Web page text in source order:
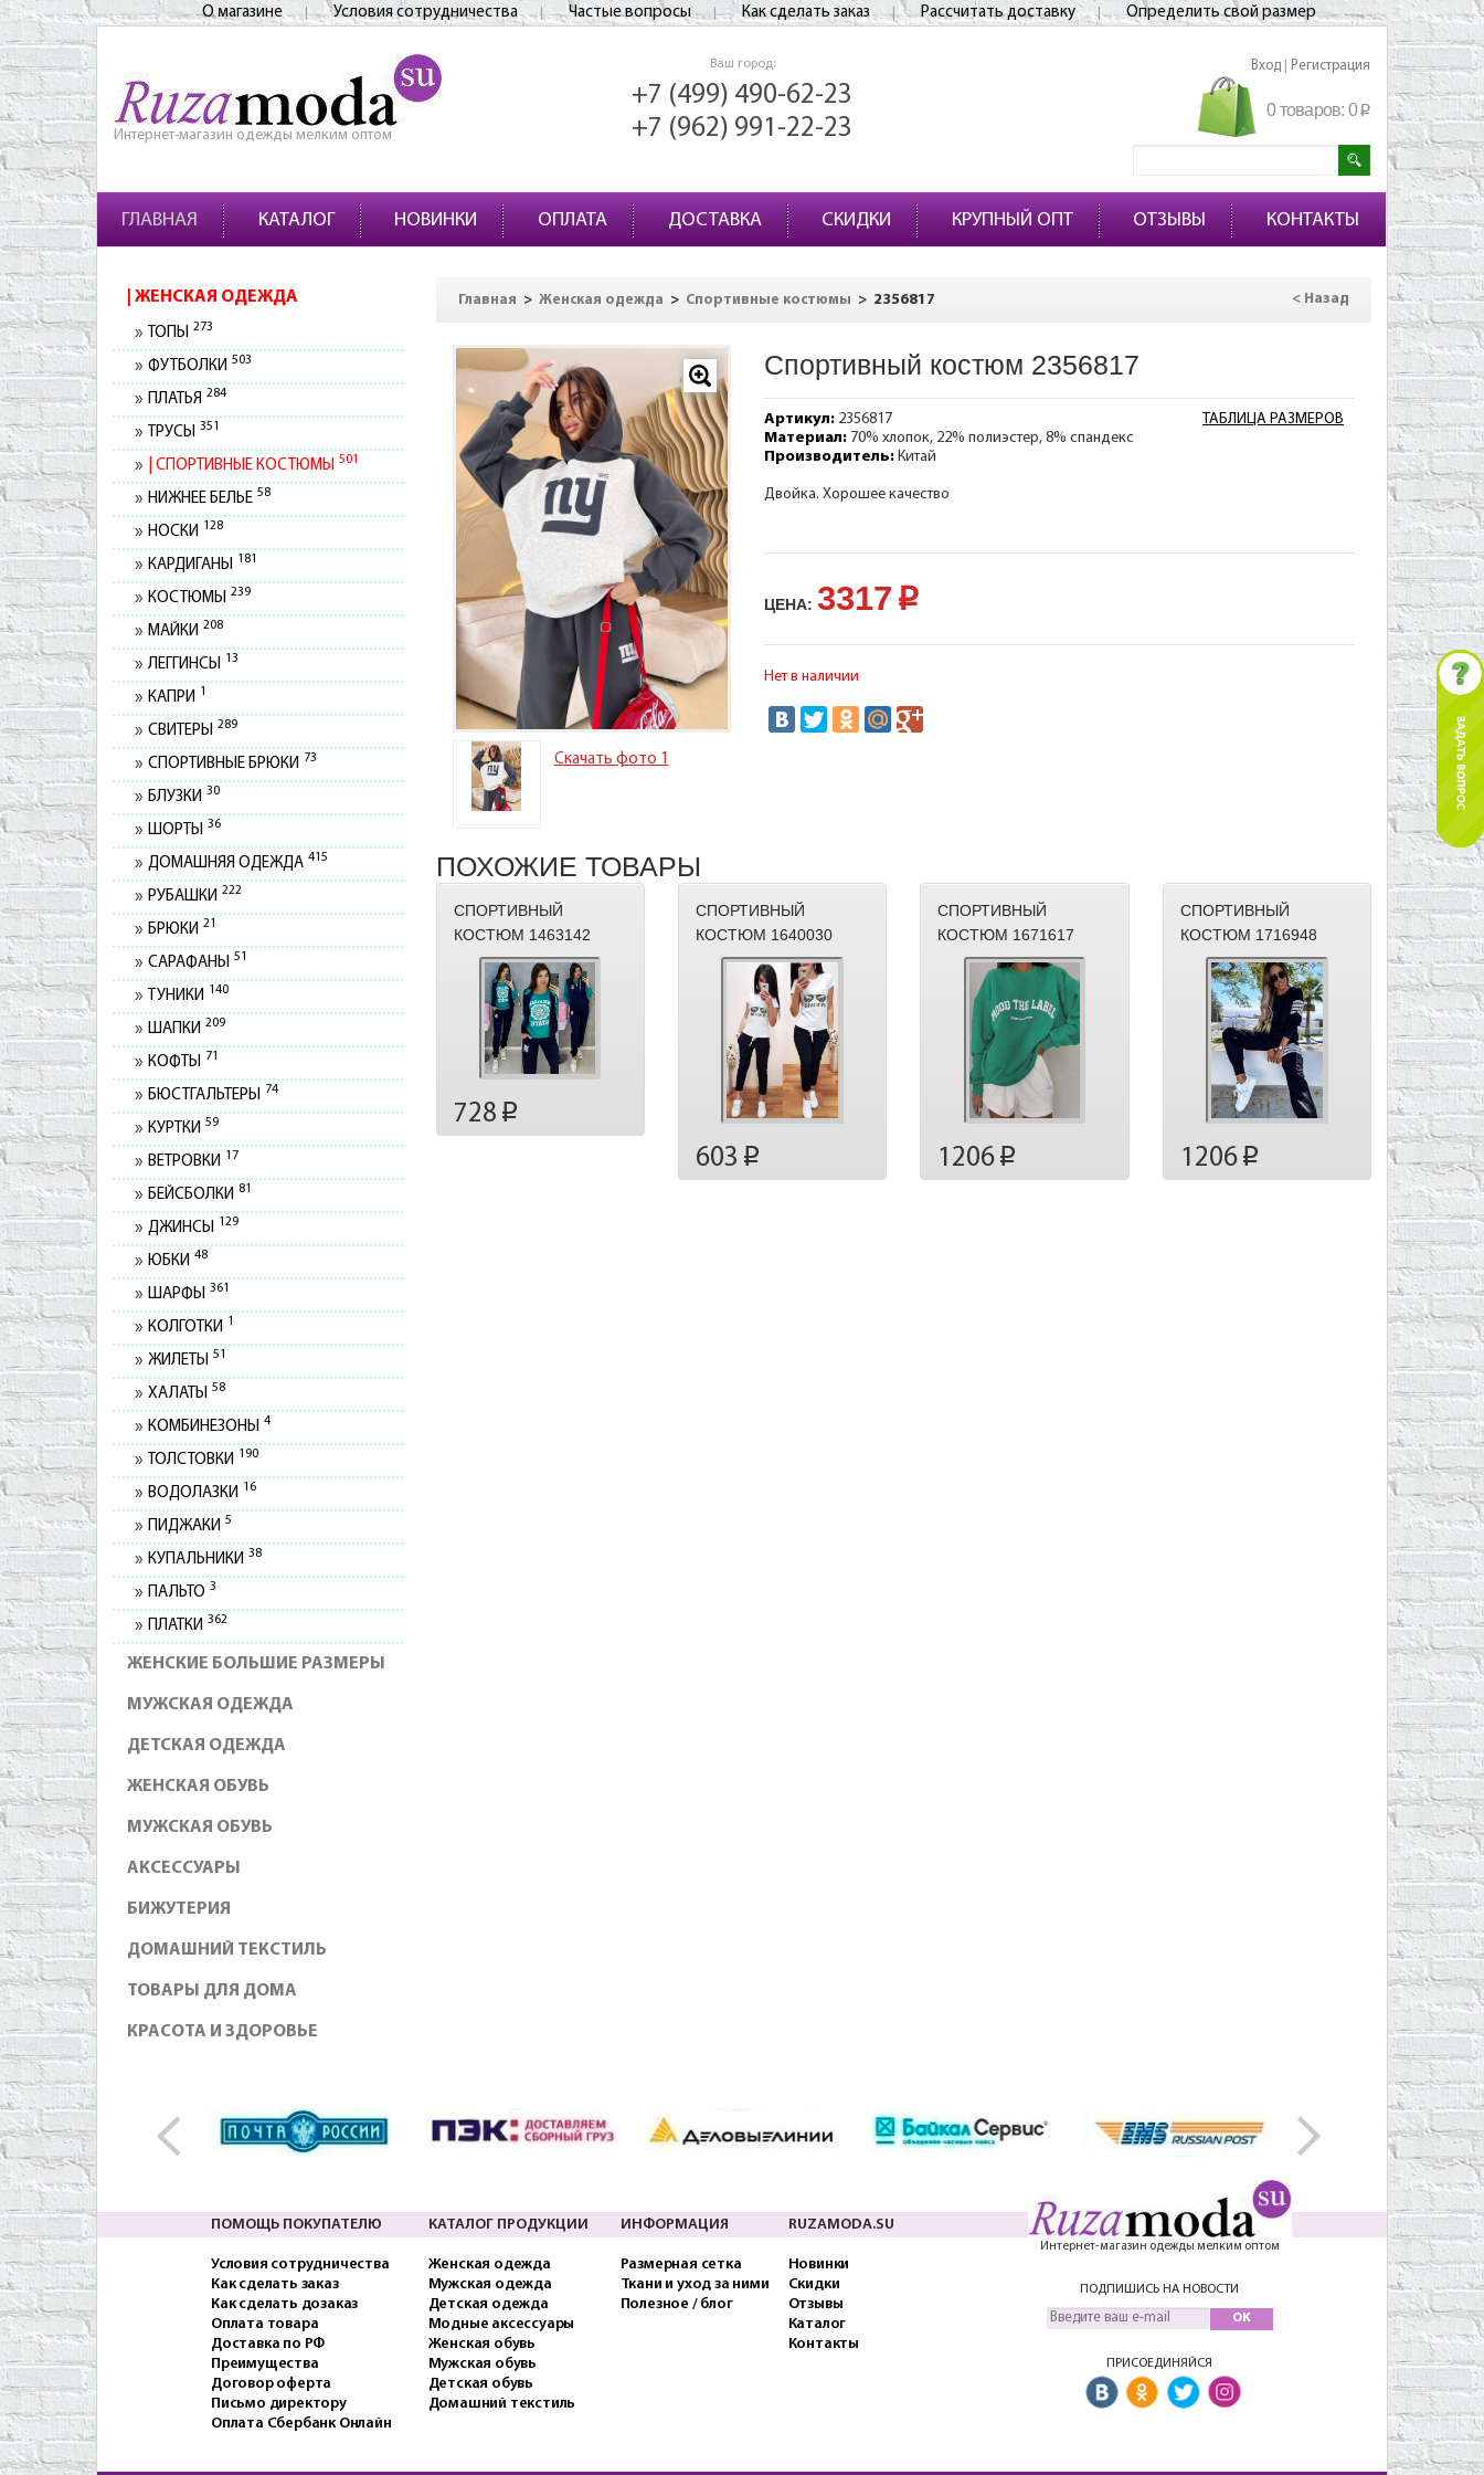
О магазине Условия сотрудничества Частые вопросы Как сделать заказ Рассчитать доставку Определить свой размер
Интернет-магазин одежды мелким оптом
Ваш город:
+7 (499) 490-62-23
+7 (962) 991-22-23
Вход Регистрация
0 товаров: 0p
ГЛАВНАЯ КАТАЛОГ НОВИНКИ ОПЛАТА ДОСТАВКА СКИДКИ КРУПНЫЙ ОПТ ОТЗЫВЫ КОНТАКТЫ
ЖЕНСКАЯ ОДЕЖДА
ТОПЫ 273
ФУТБОЛКИ 503
ПЛАТЬЯ 284
ТРУСЫ 351
СПОРТИВНЫЕ КОСТЮМЫ 501
НИЖНЕЕ БЕЛЬЕ 58
НОСКИ 128
КАРДИГАНЫ 181
КОСТЮМЫ 239
МАЙКИ 208
ЛЕГГИНСЫ 13
КАПРИ 1
СВИТЕРЫ 289
СПОРТИВНЫЕ БРЮКИ 73
БЛУЗКИ 30
ШОРТЫ 36
ДОМАШНЯЯ ОДЕЖДА 415
РУБАШКИ 222
БРЮКИ 21
САРАФАНЫ 51
ТУНИКИ 140
ШАПКИ 209
КОФТЫ 71
БЮСТГАЛЬТЕРЫ 74
КУРТКИ 59
ВЕТРОВКИ 17
БЕЙСБОЛКИ 81
ДЖИНСЫ 129
ЮБКИ 48
ШАРФЫ 361
КОЛГОТКИ 1
ЖИЛЕТЫ 51
ХАЛАТЫ 58
КОМБИНЕЗОНЫ 4
ТОЛСТОВКИ 190
ВОДОЛАЗКИ 16
ПИДЖАКИ 5
КУПАЛЬНИКИ 38
ПАЛЬТО 3
ПЛАТКИ 362
ЖЕНСКИЕ БОЛЬШИЕ РАЗМЕРЫ
МУЖСКАЯ ОДЕЖДА
ДЕТСКАЯ ОДЕЖДА
ЖЕНСКАЯ ОБУВЬ
МУЖСКАЯ ОБУВЬ
АКСЕССУАРЫ
БИЖУТЕРИЯ
ДОМАШНИЙ ТЕКСТИЛЬ
ТОВАРЫ ДЛЯ ДОМА
КРАСОТА И ЗДОРОВЬЕ
Главная > Женская одежда > Спортивные костюмы > 2356817 < Назад
Скачать фото 1
Спортивный костюм 2356817
ТАБЛИЦА РАЗМЕРОВ
Артикул:2356817
Материал:70% хлопок, 22% полиэстер, 8% спандекс
Производитель:Китай
Двойка. Хорошее качество
ЦЕНА: 3317 p
Нет в наличии
ПОХОЖИЕ ТОВАРЫ
СПОРТИВНЫЙ
КОСТЮМ 1463142
728 p
СПОРТИВНЫЙ
КОСТЮМ 1640030
603 p
СПОРТИВНЫЙ
КОСТЮМ 1671617
1206 p
СПОРТИВНЫЙ
КОСТЮМ 1716948
1206p
ПОМОЩЬ ПОКУПАТЕЛЮ
Условия сотрудничества
Как сделать заказ
Как сделать дозаказ
Оплата товара
Доставка по РФ
Преимущества
Договор оферта
Письмо директору
Оплата Сбербанк Онлайн
КАТАЛОГ ПРОДУКЦИИ
Женская одежда
Мужская одежда
Детская одежда
Модные аксессуары
Женская обувь
Мужская обувь
Детская обувь
Домашний текстиль
ИНФОРМАЦИЯ
Размерная сетка
Ткани и уход за ними
Полезное / блог
RUZAMODA.SU
Новинки
Скидки
Отзывы
Каталог
Контакты
Интернет-магазин одежды мелким оптом
ПОДПИШИСЬ НА НОВОСТИ
OK
ПРИСОЕДИНЯЙСЯ